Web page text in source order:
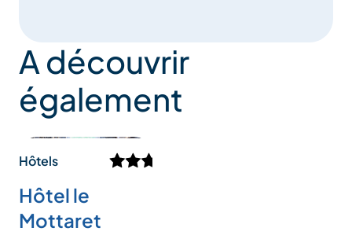
A découvrir
également
Hôtels
Hôtel le
Mottaret